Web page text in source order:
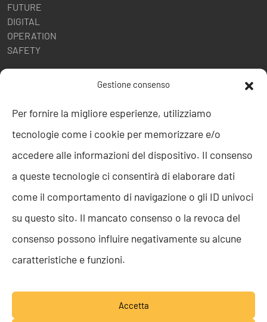
Gestione consenso
Per fornire la migliore esperienze, utilizziamo
tecnologie come i cookie per memorizzare e/o
accedere alle informazioni del dispositivo. Il consenso
a queste tecnologie ci consentirà di elaborare dati
come il comportamento di navigazione o gli ID univoci
su questo sito. Il mancato consenso o la revoca del
consenso possono influire negativamente su alcune
caratteristiche e funzioni.
Accetta
FUTURE
DIGITAL
OPERATION
SAFETY
POLITICHE AZIENDALI
ISO 9001
ISO 27001
Codice etico
Segnalazione Whistleblowing
Politica per la Parità di Genere
Politica per la sicurezza delle informazioni
TEAM RESOLVE